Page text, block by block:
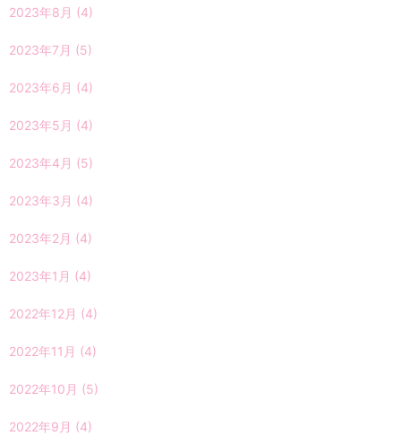
2023年8月 (4)
2023年7月 (5)
2023年6月 (4)
2023年5月 (4)
2023年4月 (5)
2023年3月 (4)
2023年2月 (4)
2023年1月 (4)
2022年12月 (4)
2022年11月 (4)
2022年10月 (5)
2022年9月 (4)